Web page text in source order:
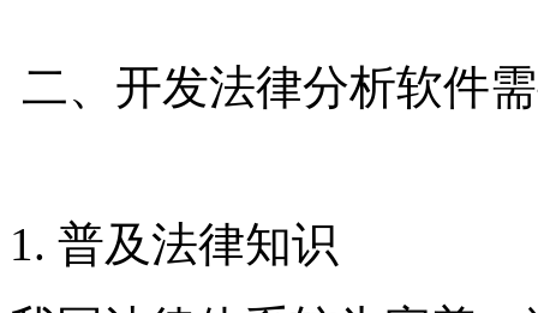
二、开发法律分析软件
1. 普及法律知识